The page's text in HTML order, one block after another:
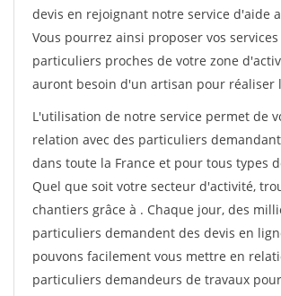
devis en rejoignant notre service d'aide
Vous pourrez ainsi proposer vos
particuliers proches de votre zone
auront besoin d'un artisan pour réaliser
L'utilisation de notre service permet de
relation avec des particuliers
dans toute la France et pour tous types
Quel que soit votre secteur d'activité,
chantiers grâce à . Chaque jour, des
particuliers demandent des devis en
pouvons facilement vous mettre en
particuliers demandeurs de travaux